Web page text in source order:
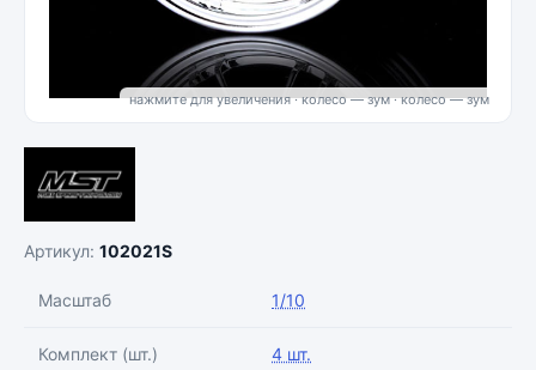
нажмите для увеличения · колесо — зум
Артикул: 102021S
Масштаб 1/10
Комплект (шт.) 4 шт.